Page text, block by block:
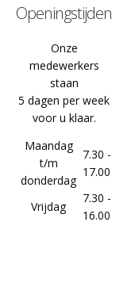
Openingstijden
Onze
medewerkers
staan
5 dagen per week
voor u klaar.
Maandag
t/m
donderdag
7.30 -
17.00
Vrijdag
7.30 -
16.00